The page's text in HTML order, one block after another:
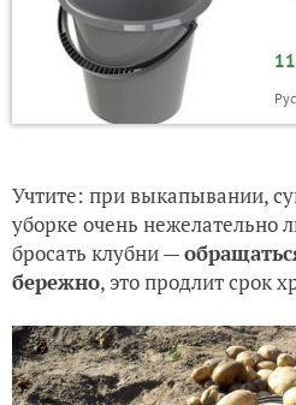
Учтите: при выкапывании,
уборке очень нежелательно
бросать клубни —
бережно, это продлит срок